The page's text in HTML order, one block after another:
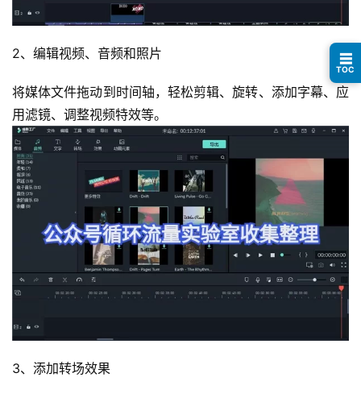
坑
南
运
营
百
科
创
会
专
2、编辑视频、音频和照片
将媒体文件拖动到时间轴，轻松剪辑、旋转、添加字幕、应
用滤镜、调整视频特效等。
3、添加转场效果
☰
TOC